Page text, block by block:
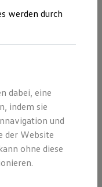
GmbH &
Anbieterin
sind.
werden durch
dabei, eine
indem sie
und
der Website
ohne diese